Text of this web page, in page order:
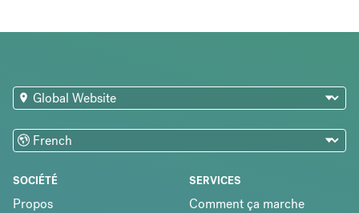
SOCIÉTÉ
Propos
SERVICES
Comment ça marche